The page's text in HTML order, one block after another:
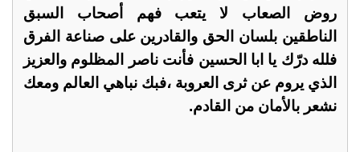
روض الصعاب لا يتعب فهم أصحاب السبق
الناطقين بلسان الحق والقادرين على صناعة الفرق
فلله درّك يا ابا الحسين فأنت ناصر المظلوم والعزيز
الذي يروم عن ثرى العروبة ،فبك نباهي العالم ومعك
نشعر بالأمان من القادم.